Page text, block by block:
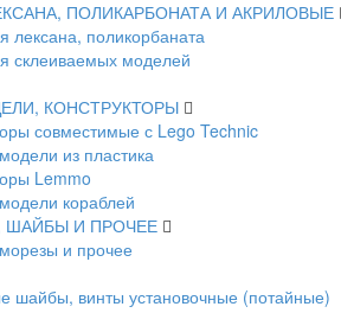
ПОЛИКАРБОНАТА И АКРИЛОВЫЕ
лексана, поликорбаната
склеиваемых моделей
КОНСТРУКТОРЫ
совместимые с Lego Technic
из пластика
Lemmo
кораблей
ШАЙБЫ И ПРОЧЕЕ
и прочее
шайбы, винты установочные (потайные)